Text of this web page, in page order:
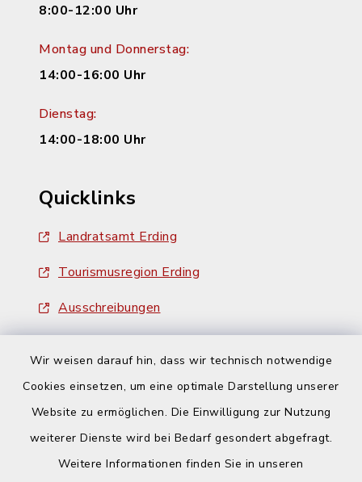
Wir weisen darauf hin, dass wir technisch notwendige
Cookies einsetzen, um eine optimale Darstellung unserer
Website zu ermöglichen. Die Einwilligung zur Nutzung
weiterer Dienste wird bei Bedarf gesondert abgefragt.
Weitere Informationen finden Sie in unseren
8:00-12:00 Uhr
Montag und Donnerstag:
14:00-16:00 Uhr
Dienstag:
14:00-18:00 Uhr
Quicklinks
Landratsamt Erding
Tourismusregion Erding
Ausschreibungen
Barrierefreiheit